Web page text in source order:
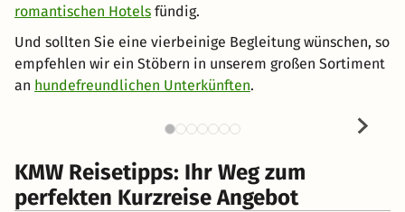
romantischen Hotels fündig.
Und sollten Sie eine vierbeinige Begleitung wünschen, so
empfehlen wir ein Stöbern in unserem großen Sortiment
an hundefreundlichen Unterkünften.
KMW Reisetipps: Ihr Weg zum
perfekten Kurzreise Angebot